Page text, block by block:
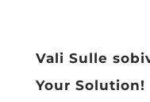
Vali Sulle
Your Solution!